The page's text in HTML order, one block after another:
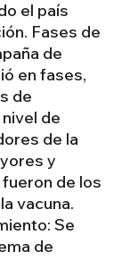
el país
Fases de
de
en fases,
de
de
de la
y
de los
vacuna.
Se
de